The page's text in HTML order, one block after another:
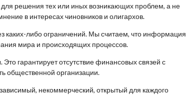
для решения тех или иных возникающих проблем, а не
в интересах чиновников и олигархов.
каких-либо ограничений. Мы считаем, что информация
мира и происходящих процессов.
гарантирует отсутствие финансовых связей с
общественной организации.
некоммерческий, открытый для каждого